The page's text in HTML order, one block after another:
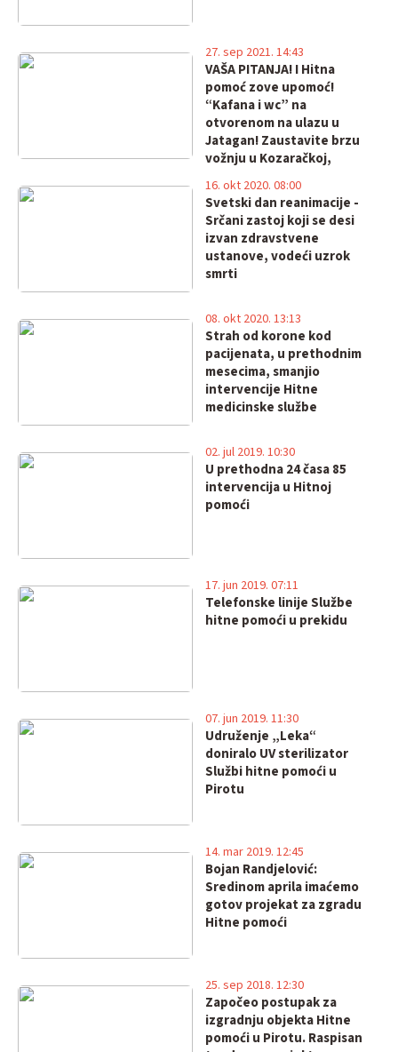
VAŠA PITANJA! I Hitna
pomoć zove upomoć!
“Kafana i wc” na
otvorenom na ulazu u
Jatagan! Zaustavite brzu
vožnju u Kozaračkoj,
stavite “ležeće”!
27. sep 2021. 14:43
Svetski dan reanimacije -
Srčani zastoj koji se desi
izvan zdravstvene
ustanove, vodeći uzrok
smrti
16. okt 2020. 08:00
Strah od korone kod
pacijenata, u prethodnim
mesecima, smanjio
intervencije Hitne
medicinske službe
08. okt 2020. 13:13
U prethodna 24 časa 85
intervencija u Hitnoj
pomoći
02. jul 2019. 10:30
Telefonske linije Službe
hitne pomoći u prekidu
17. jun 2019. 07:11
Udruženje „Leka“
doniralo UV sterilizator
Službi hitne pomoći u
Pirotu
07. jun 2019. 11:30
Bojan Randjelović:
Sredinom aprila imaćemo
gotov projekat za zgradu
Hitne pomoći
14. mar 2019. 12:45
Započeo postupak za
izgradnju objekta Hitne
pomoći u Pirotu. Raspisan
25. sep 2018. 12:30